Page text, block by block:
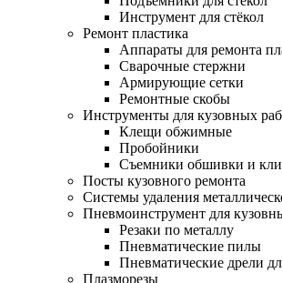
Инструмент для стёкол
Ремонт пластика
Аппараты для ремонта
Сварочные стержни
Армирующие сетки
Ремонтные скобы
Инструменты для кузовных
Клещи обжимные
Пробойники
Съемники обшивки и
Посты кузовного ремонта
Системы удаления
Пневмоинструмент для
Резаки по металлу
Пневматические пилы
Пневматические дрели
Плазморезы